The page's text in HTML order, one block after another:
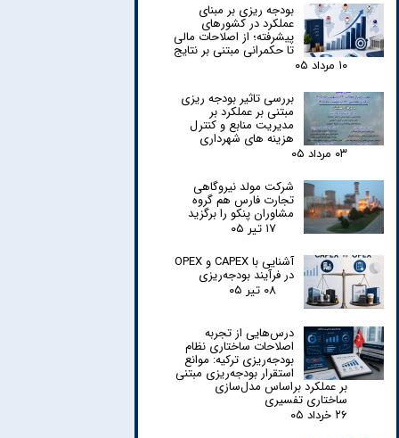
بودجه ریزی بر مبنای
عملکرد در کشورهای
پیشرفته؛ از اصلاحات مالی
تا حکمرانی مبتنی بر نتایج
۱۰ مرداد ۰۵
بررسی تاثیر بودجه ریزی
مبتنی بر عملکرد بر
مدیریت منابع و کنترل
هزینه های شهرداری
۰۳ مرداد ۰۵
شرکت مولد نیروگاهی
تجارت فارس هم گروه
مشاوران پنکو را برگزید
۱۷ تیر ۰۵
آشنایی با CAPEX و OPEX
در فرآیند بودجه‌ریزی
۰۸ تیر ۰۵
درس‌هایی از تجربه
اصلاحات ساختاری نظام
بودجه‌ریزی ترکیه: موانع
استقرار بودجه‌ریزی مبتنی
بر عملکرد براساس مدل‌سازی
ساختاری تفسیری
۲۶ خرداد ۰۵